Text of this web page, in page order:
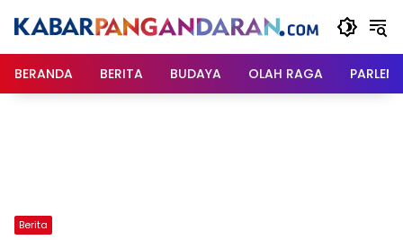
BERANDA
BERITA BUDAYA OLAH RAGA
Berita